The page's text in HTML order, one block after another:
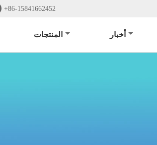
+86-15841662452
المنتجات أخبار